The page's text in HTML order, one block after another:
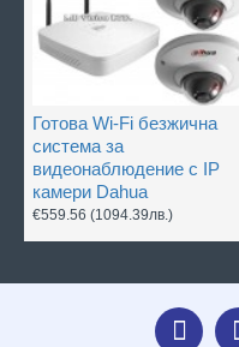
Готова Wi-Fi безжична
система за
видеонаблюдение с IP
камери Dahua
€559.56 (1094.39лв.)